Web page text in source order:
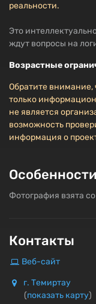
реальности.
Это
ждут вопросы на
Возрастные
Обратите внимание,
только
не является
возможность
информация о
Особенности
Фотография взята
Контакты
Веб-сайт
г. Темиртау
(показать карту)